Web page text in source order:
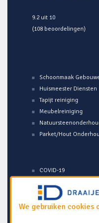
9.2 uit 10
(108 beoordelingen)
Schoonmaak
Huismeester Diensten
Tapijt reiniging
Meubelreiniging
Parket/Hout
COVID-19
Over ons
Algemene
We gebruiken cookies